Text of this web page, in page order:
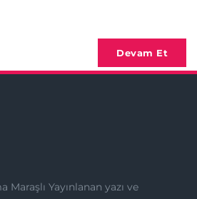
Devam Et
Maraşlı Yayınlanan yazı ve